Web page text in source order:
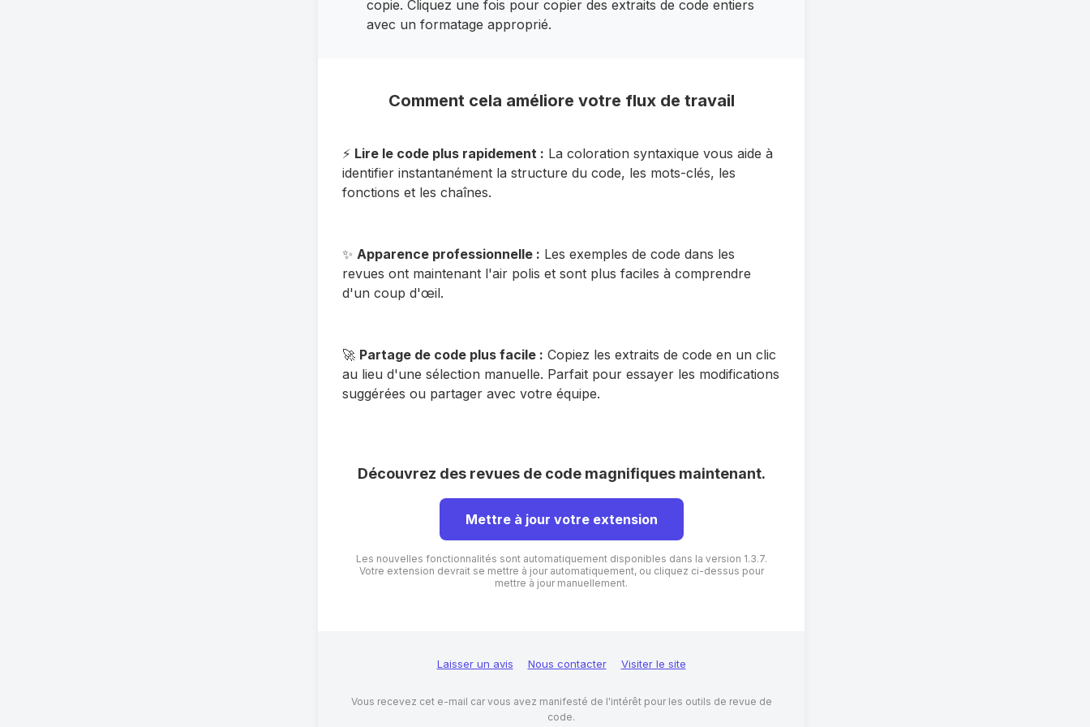
copie. Cliquez une fois pour copier des extraits de code entiers
avec un formatage approprié.
Comment cela améliore votre flux de travail
⚡ Lire le code plus rapidement : La coloration syntaxique vous aide à
identifier instantanément la structure du code, les mots-clés, les
fonctions et les chaînes.
✨ Apparence professionnelle : Les exemples de code dans les
revues ont maintenant l'air polis et sont plus faciles à comprendre
d'un coup d'œil.
🚀 Partage de code plus facile : Copiez les extraits de code en un clic
au lieu d'une sélection manuelle. Parfait pour essayer les modifications
suggérées ou partager avec votre équipe.
Découvrez des revues de code magnifiques maintenant.
Mettre à jour votre extension
Les nouvelles fonctionnalités sont automatiquement disponibles dans la version 1.3.7.
Votre extension devrait se mettre à jour automatiquement, ou cliquez ci-dessus pour
mettre à jour manuellement.
Laisser un avis Nous contacter Visiter le site
Vous recevez cet e-mail car vous avez manifesté de l'intérêt pour les outils de revue de
code.